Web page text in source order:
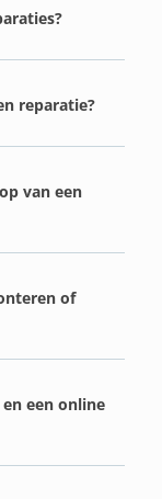
reparatie?
van een
of
een online